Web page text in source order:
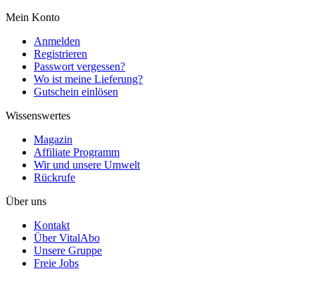
Mein Konto
Anmelden
Registrieren
Passwort vergessen?
Wo ist meine Lieferung?
Gutschein einlösen
Wissenswertes
Magazin
Affiliate Programm
Wir und unsere Umwelt
Rückrufe
Über uns
Kontakt
Über VitalAbo
Unsere Gruppe
Freie Jobs